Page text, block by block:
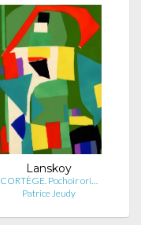
Lanskoy
CORTÈGE. Pochoir ori…
Patrice Jeudy